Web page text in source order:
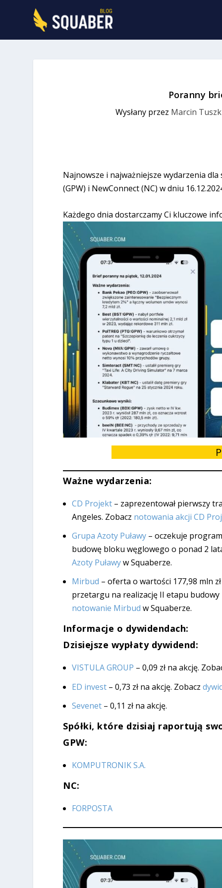
Poranny
Wysłany przez Marcin
Najnowsze i najważniejsze wydarzenia
(GPW) i NewConnect (NC) w dniu
Każdego dnia dostarczamy Ci kluczowe
Ważne wydarzenia:
CD Projekt – zaprezentował pierwszy
Angeles. Zobacz notowania akcji CD
Grupa Azoty Puławy – oczekuje
budowę bloku węglowego o ponad 2
Azoty Puławyw Squaberze.
Mirbud – oferta o wartości 177,98 mln
przetargu na realizację II etapu
notowanie Mirbud w Squaberze.
Informacje o dywidendach:
Dzisiejsze wypłaty dywidend:
VISTULA GROUP – 0,09 zł na akcję.
ED invest – 0,73 zł na akcję. Zobacz
Sevenet – 0,11 zł na akcję.
Spółki, które dzisiaj raportują
GPW:
KOMPUTRONIK S.A.
NC:
FORPOSTA